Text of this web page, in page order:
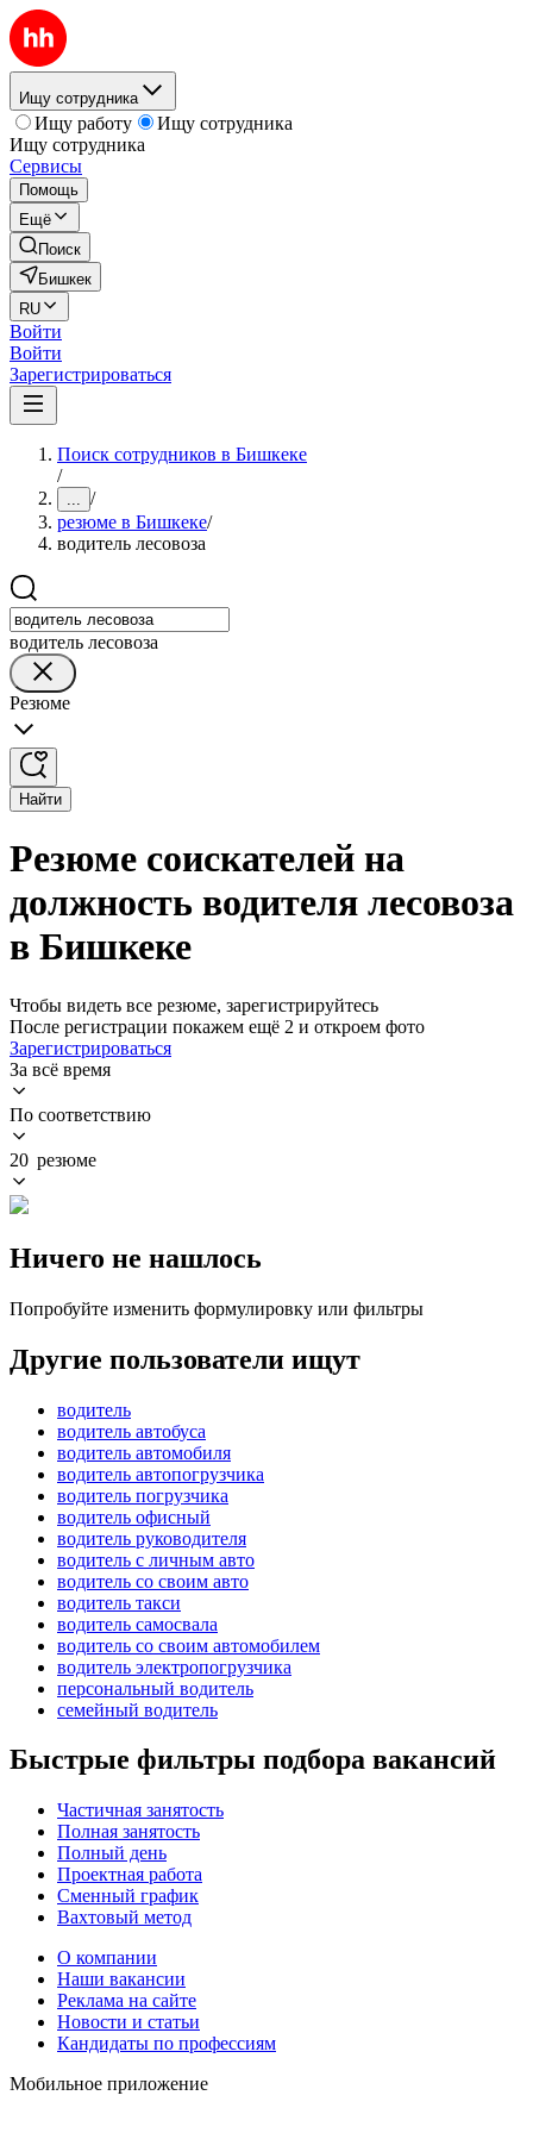
Ищу сотрудника
Ищу работу
Ищу сотрудника
Ищу сотрудника
Сервисы
Помощь
Ещё
Поиск
Бишкек
RU
Войти
Войти
Зарегистрироваться
Поиск сотрудников в Бишкеке
/
... /
резюме в Бишкеке/
водитель лесовоза
водитель лесовоза
Резюме
Найти
Резюме соискателей на
должность водителя лесовоза
в Бишкеке
Чтобы видеть все резюме, зарегистрируйтесь
После регистрации покажем ещё 2 и откроем фото
Зарегистрироваться
За всё время
По соответствию
20 резюме
Ничего не нашлось
Попробуйте изменить формулировку или фильтры
Другие пользователи ищут
водитель
водитель автобуса
водитель автомобиля
водитель автопогрузчика
водитель погрузчика
водитель офисный
водитель руководителя
водитель с личным авто
водитель со своим авто
водитель такси
водитель самосвала
водитель со своим автомобилем
водитель электропогрузчика
персональный водитель
семейный водитель
Быстрые фильтры подбора вакансий
Частичная занятость
Полная занятость
Полный день
Проектная работа
Сменный график
Вахтовый метод
О компании
Наши вакансии
Реклама на сайте
Новости и статьи
Кандидаты по профессиям
Мобильное приложение